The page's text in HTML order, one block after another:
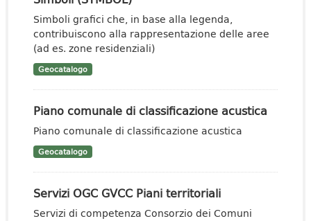
Simboli grafici che, in base alla legenda,
contribuiscono alla rappresentazione delle aree
(ad es. zone residenziali)
Geocatalogo
Piano comunale di classificazione acustica
Piano comunale di classificazione acustica
Geocatalogo
Servizi OGC GVCC Piani territoriali
Servizi di competenza Consorzio dei Comuni